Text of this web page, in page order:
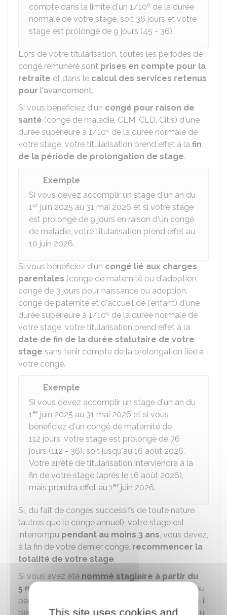
compte dans la limite d'un 1/10e de la durée
normale de votre stage, soit 36 jours et votre
stage est prolongé de 9 jours (45 - 36).
Lors de votre titularisation, toutes les périodes de
congé rémunéré sont prises en compte pour la
retraite et dans le calcul des services retenus
pour l'avancement.
Si vous bénéficiez d'un congé pour raison de
santé (congé de maladie, CLM, CLD, Citis) d'une
durée supérieure à 1/10e de la durée normale de
votre stage, votre titularisation prend effet à la fin
de la période de prolongation de stage.
Exemple
Si vous devez accomplir un stage d'un an du
1er juin 2025 au 31 mai 2026 et si votre stage
est prolongé de 9 jours en raison d'un congé
de maladie, votre titularisation prend effet au
10 juin 2026.
Si vous bénéficiez d'un congé lié aux charges
parentales (congé de maternité ou d'adoption,
congé de 3 jours pour naissance ou adoption,
congé de paternité et d'accueil de l'enfant) d'une
durée supérieure à 1/10e de la durée normale de
votre stage, votre titularisation prend effet à la
date de fin de la durée statutaire de votre
stage sans tenir compte de la prolongation liée à
votre congé.
Exemple
Si vous devez accomplir un stage d'un an du
1er juin 2025 au 31 mai 2026 et si vous
bénéficiez d'un congé de maternité de
112 jours, votre stage est prolongé de 76
jours (112 - 36), soit jusqu'au 16 août 2026.
Votre arrêté de titularisation interviendra à la
fin de votre stage (après le 16 août 2026),
mais prendra effet au 1er juin 2026.
Si, du fait de congés successifs de toute nature
(autres que le congé annuel), votre stage est
interrompu pendant au moins 3 ans, vous devez,
à la fin de votre dernier congé, recommencer la
totalité de votre stage.
Si vous avez été nommé stagiaire à partir du
5 mai 2025
et si votre stage se déroule en tout ou
partie dans une école ou un institut de formation, il
peut être mis fin à votre stage, si vos absences du
This site uses cookies and